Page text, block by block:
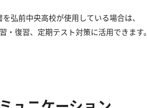
弘前中央高校が使用している場合は、
・復習、定期テスト対策に活用できます